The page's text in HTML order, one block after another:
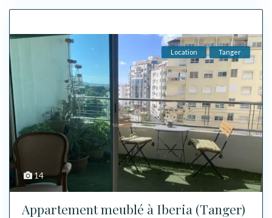
14
Location Tanger
Appartement meublé à Iberia (Tanger)